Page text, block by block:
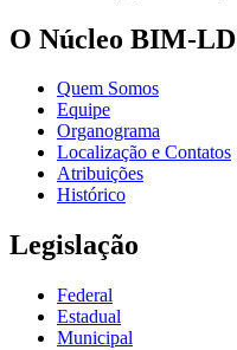
O Núcleo BIM-LD
Quem Somos
Equipe
Organograma
Localização e Contatos
Atribuições
Histórico
Legislação
Federal
Estadual
Municipal